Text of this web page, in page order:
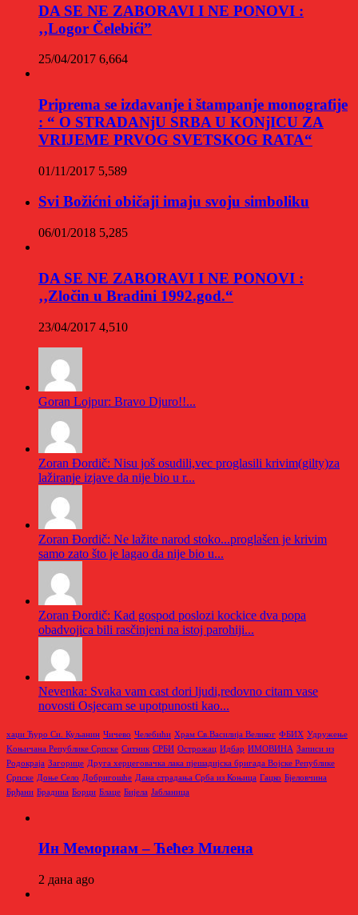
DA SE NE ZABORAVI I NE PONOVI :
‚‚Logor Čelebići”
25/04/2017 6,664
Priprema se izdavanje i štampanje monografije
: “ O STRADANjU SRBA U KONjICU ZA
VRIJEME PRVOG SVETSKOG RATA“
01/11/2017 5,589
Svi Božićni običaji imaju svoju simboliku
06/01/2018 5,285
DA SE NE ZABORAVI I NE PONOVI :
‚‚Zločin u Bradini 1992.god.“
23/04/2017 4,510
Goran Lojpur: Bravo Djuro!!...
Zoran Đordič: Nisu još osudili,vec proglasili krivim(gilty)za
lažiranje izjave da nije bio u r...
Zoran Đordič: Ne lažite narod stoko...proglašen je krivim
samo zato što je lagao da nije bio u...
Zoran Đordič: Kad gospod poslozi kockice dva popa
obadvojica bili rasčinjeni na istoj parohiji...
Nevenka: Svaka vam cast dori ljudi,redovno citam vase
novosti Osjecam se upotpunosti kao...
хаџи Ђуро Си. Куљанин Чичево Челебићи Храм Св.Василија Великог ФБИХ Удружење
Kоњичана Републике Српске Ситник СРБИ Острожац Идбар ИМОВИНА Записи из
Родoкраја Загорице Друга херцеговачка лака пјешадијска бригада Војске Републике
Српске Доње Село Добригошће Дана страдања Срба из Коњица Гацко Бјеловчина
Брђани Брадина Борци Блаце Бијела Јабланица
Ин Мемориам – Ћећез Милена
2 дана ago